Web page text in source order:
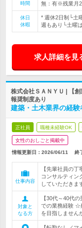
時間
無：有※残業月
休日
休暇
* 週休2日制└土
週もあり└土曜
求人詳細を見
株式会社ＳＡＮＹＵ | 【
報奨制度あり
建築・土木業界の経
正社員 職種未経験OK
女性のおしごと掲載中
情報更新日：2026/06/11 終
仕事内容
【先輩社員の
コンサルティン
していただきま
対象と
なる方
【30代～40代
での業務経験 ☆
を目指しません